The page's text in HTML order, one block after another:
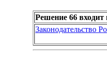
Решение 66
Законодательство